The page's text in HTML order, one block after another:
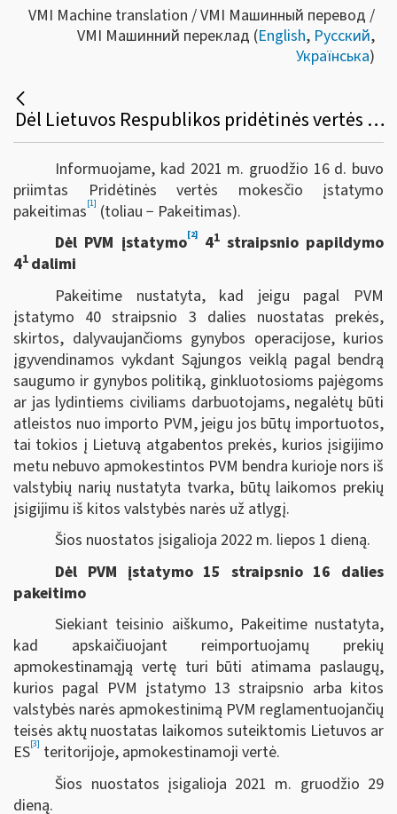
VMI Machine translation / VMI Машинный перевод /
VMI Машинний переклад (English, Русский,
Українська)
Dėl Lietuvos Respublikos pridėtinės vertės mokesčio įstatymo 4-1, 15, 40, 47 straipsnių pakeitimo ir papildymo
Informuojame, kad 2021 m. gruodžio 16 d. buvo
priimtas Pridėtinės vertės mokesčio įstatymo
pakeitimas[1] (toliau − Pakeitimas).
Dėl PVM įstatymo[2]41straipsnio papildymo
41 dalimi
Pakeitime nustatyta, kad jeigu pagal PVM
įstatymo 40 straipsnio 3 dalies nuostatas prekės,
skirtos, dalyvaujančioms gynybos operacijose, kurios
įgyvendinamos vykdant Sąjungos veiklą pagal bendrą
saugumo ir gynybos politiką, ginkluotosioms pajėgoms
ar jas lydintiems civiliams darbuotojams, negalėtų būti
atleistos nuo importo PVM, jeigu jos būtų importuotos,
tai tokios į Lietuvą atgabentos prekės, kurios įsigijimo
metu nebuvo apmokestintos PVM bendra kurioje nors iš
valstybių narių nustatyta tvarka, būtų laikomos prekių
įsigijimu iš kitos valstybės narės už atlygį.
Šios nuostatos įsigalioja 2022 m. liepos 1 dieną.
Dėl PVM įstatymo 15 straipsnio 16 dalies
pakeitimo
Siekiant teisinio aiškumo, Pakeitime nustatyta,
kad apskaičiuojant reimportuojamų prekių
apmokestinamąją vertę turi būti atimama paslaugų,
kurios pagal PVM įstatymo 13 straipsnio arba kitos
valstybės narės apmokestinimą PVM reglamentuojančių
teisės aktų nuostatas laikomos suteiktomis Lietuvos ar
ES[3] teritorijoje, apmokestinamoji vertė.
Šios nuostatos įsigalioja 2021 m. gruodžio 29
dieną.